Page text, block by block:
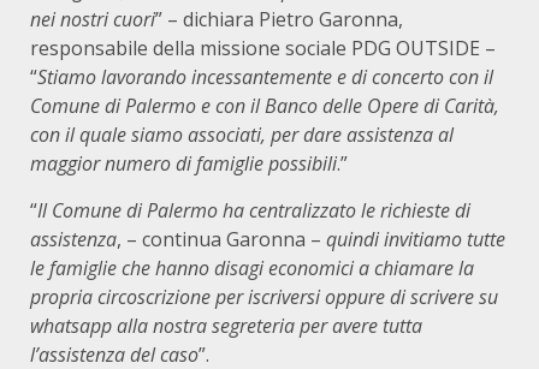
nei nostri cuori” – dichiara Pietro Garonna,
responsabile della missione sociale PDG OUTSIDE –
“Stiamo lavorando incessantemente e di concerto con il
Comune di Palermo e con il Banco delle Opere di Carità,
con il quale siamo associati, per dare assistenza al
maggior numero di famiglie possibili.”
“Il Comune di Palermo ha centralizzato le richieste di
assistenza, – continua Garonna – quindi invitiamo tutte
le famiglie che hanno disagi economici a chiamare la
propria circoscrizione per iscriversi oppure di scrivere su
whatsapp alla nostra segreteria per avere tutta
l’assistenza del caso”.